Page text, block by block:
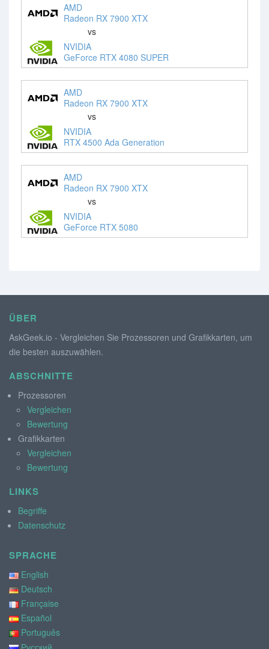
AMD
Radeon RX 7900 XTX
vs
NVIDIA
GeForce RTX 4080 SUPER
AMD
Radeon RX 7900 XTX
vs
NVIDIA
RTX 4500 Ada Generation
AMD
Radeon RX 7900 XTX
vs
NVIDIA
GeForce RTX 5080
ÜBER
AskGeek.io - Vergleichen Sie Prozessoren und Grafikkarten, um
die besten auszuwählen.
ABSCHNITTE
Prozessoren
Vergleichen
Bewertung
Grafikkarten
Vergleichen
Bewertung
LINKS
Begriffe
Datenschutz
SPRACHE
English
Deutsch
Française
Español
Português
Русский